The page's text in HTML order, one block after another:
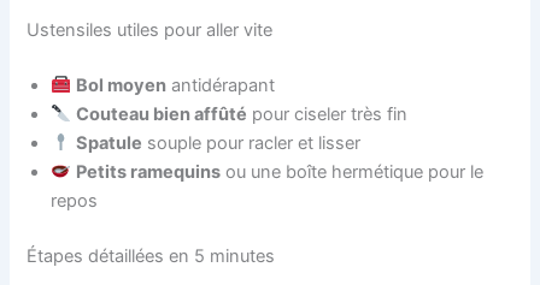
Ustensiles utiles pour aller vite
Bol moyen antidérapant
Couteau bien affûté pour ciseler très fin
Spatule souple pour racler et lisser
Petits ramequins ou une boîte hermétique pour le
repos
Étapes détaillées en 5 minutes